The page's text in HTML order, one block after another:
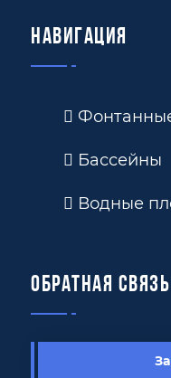
Навигация
Бассейны
Водные
Обратная связь